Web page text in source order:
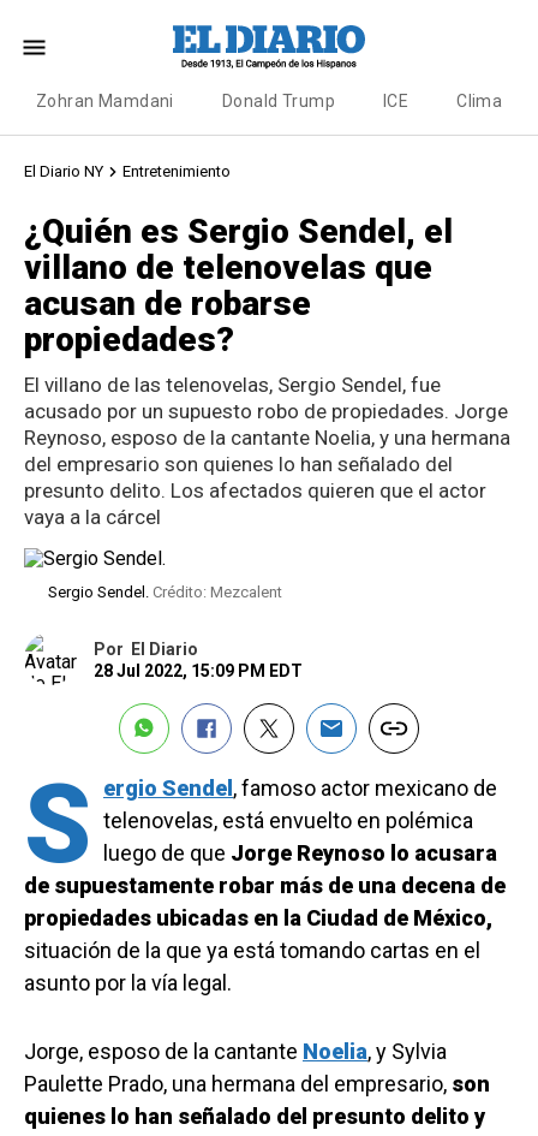
Zohran Mamdani Donald Trump ICE Clima
El Diario NY Entretenimiento
¿Quién es Sergio Sendel, el
villano de telenovelas que
acusan de robarse
propiedades?
El villano de las telenovelas, Sergio Sendel, fue
acusado por un supuesto robo de propiedades. Jorge
Reynoso, esposo de la cantante Noelia, y una hermana
del empresario son quienes lo han señalado del
presunto delito. Los afectados quieren que el actor
vaya a la cárcel
Sergio Sendel. Crédito: Mezcalent
Por
El Diario
28 Jul 2022, 15:09 PM EDT
S ergio Sendel , famoso actor mexicano de
telenovelas, está envuelto en polémica
luego de que Jorge Reynoso lo acusara
de supuestamente robar más de una decena de
propiedades ubicadas en la Ciudad de México,
situación de la que ya está tomando cartas en el
asunto por la vía legal.
Jorge, esposo de la cantante Noelia, y Sylvia
Paulette Prado, una hermana del empresario, son
quienes lo han señalado del presunto delito y